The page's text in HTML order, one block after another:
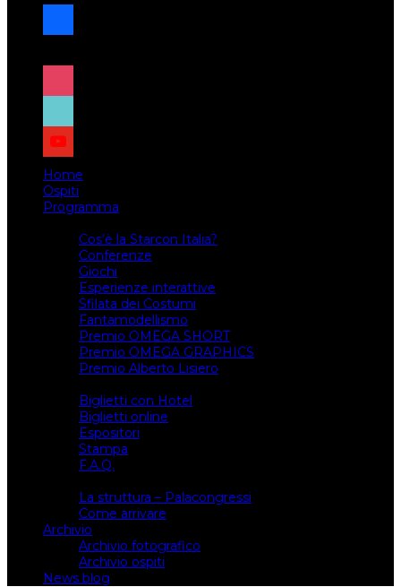
facebook
x
instagram
tiktok
youtube
Home
Ospiti
Programma
Cos’è la Starcon Italia?
Conferenze
Giochi
Esperienze interattive
Sfilata dei Costumi
Fantamodellismo
Premio OMEGA SHORT
Premio OMEGA GRAPHICS
Premio Alberto Lisiero
Biglietti con Hotel
Biglietti online
Espositori
Stampa
F.A.Q.
La struttura – Palacongressi
Come arrivare
Archivio
Archivio fotografico
Archivio ospiti
News blog